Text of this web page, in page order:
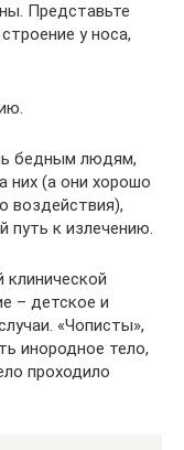
Представьте
у носа,
бедным людям,
них (а они хорошо
воздействия),
путь к излечению.
клинической
– детское и
«Чописты»,
инородное тело,
проходило